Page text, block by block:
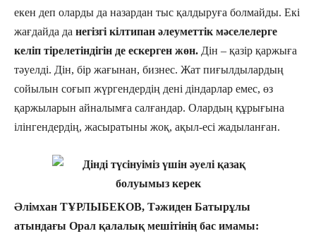
екен деп оларды да назардан тыс қалдыруға болмайды. Екі
жағдайда да негізгі кілтипан әлеуметтік мәселелерге
келіп тірелетіндігін де ескерген жөн. Дін – қазір қаржыға
тәуелді. Дін, бір жағынан, бизнес. Жат пиғылдылардың
сойылын соғып жүргендердің дені діндарлар емес, өз
қаржыларын айналымға салғандар. Олардың құрығына
ілінгендердің, жасыратыны жоқ, ақыл-есі жадыланған.
Әлімхан ТҰРЛЫБЕКОВ, Тәжиден Батырұлы
атындағы Орал қалалық мешітінің бас имамы: